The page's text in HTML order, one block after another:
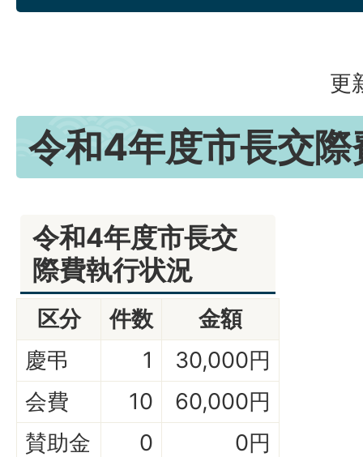
更
令和4年度市長交際
令和4年度市長交
際費執行状況
区分 件数
金額
慶弔
1
30,000円
会費
10
60,000円
賛助金
0
0円